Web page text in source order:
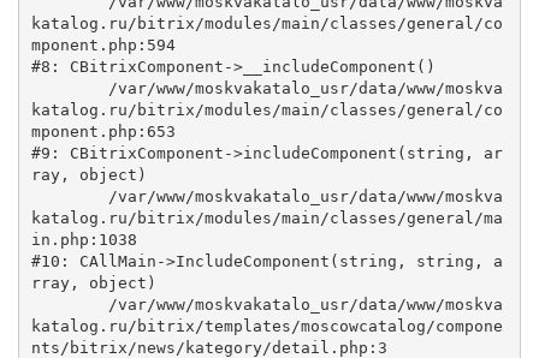
katalog.ru/bitrix/modules/main/classes/general/co
mponent.php:594
#8: CBitrixComponent->__includeComponent()
katalog.ru/bitrix/modules/main/classes/general/co
mponent.php:653
#9: CBitrixComponent->includeComponent(string, ar
ray, object)
katalog.ru/bitrix/modules/main/classes/general/ma
in.php:1038
#10: CAllMain->IncludeComponent(string, string, a
rray, object)
katalog.ru/bitrix/templates/moscowcatalog/compone
nts/bitrix/news/kategory/detail.php:3